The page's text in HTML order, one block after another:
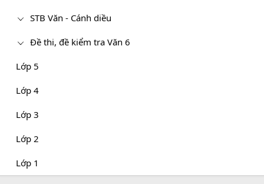
STB Văn - Cánh diều
Đề thi, đề kiểm tra Văn 6
Lớp 5
Lớp 4
Lớp 3
Lớp 2
Lớp 1